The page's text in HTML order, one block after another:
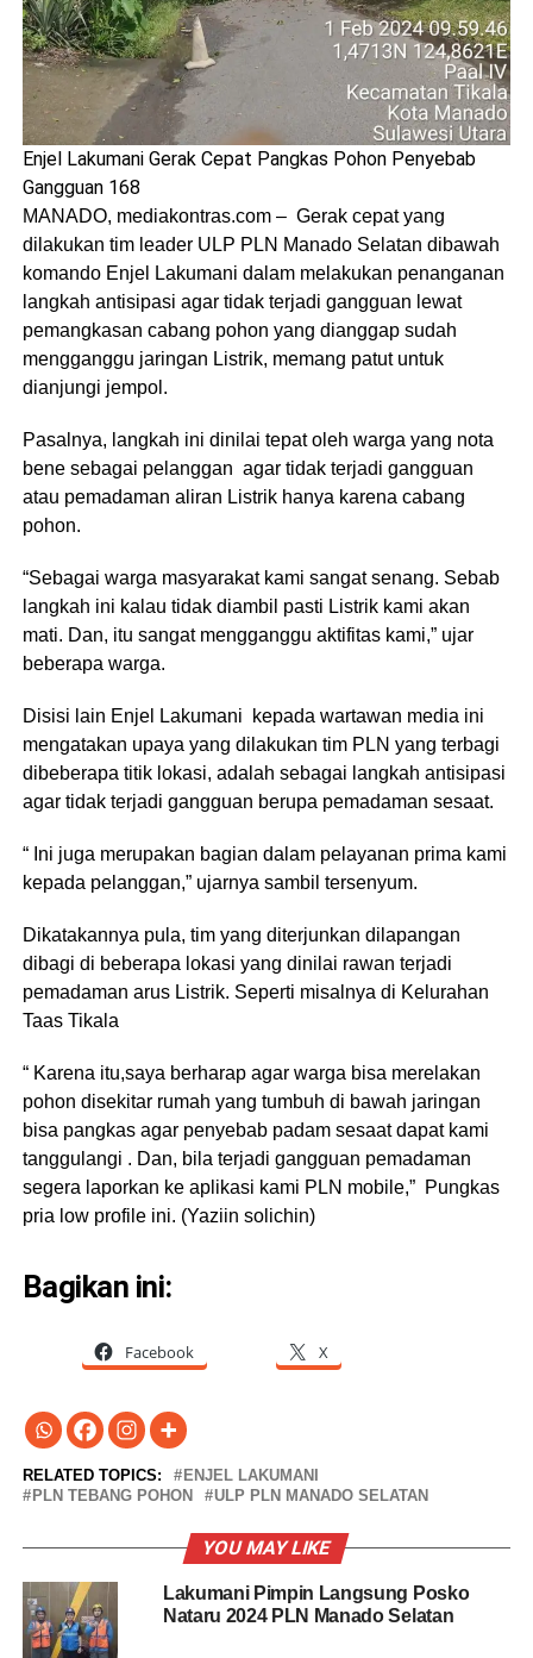
Enjel Lakumani Gerak Cepat Pangkas Pohon Penyebab
Gangguan 168
MANADO, mediakontras.com – Gerak cepat yang
dilakukan tim leader ULP PLN Manado Selatan dibawah
komando Enjel Lakumani dalam melakukan penanganan
langkah antisipasi agar tidak terjadi gangguan lewat
pemangkasan cabang pohon yang dianggap sudah
mengganggu jaringan Listrik, memang patut untuk
dianjungi jempol.
Pasalnya, langkah ini dinilai tepat oleh warga yang nota
bene sebagai pelanggan agar tidak terjadi gangguan
atau pemadaman aliran Listrik hanya karena cabang
pohon.
“Sebagai warga masyarakat kami sangat senang. Sebab
langkah ini kalau tidak diambil pasti Listrik kami akan
mati. Dan, itu sangat mengganggu aktifitas kami,” ujar
beberapa warga.
Disisi lain Enjel Lakumani kepada wartawan media ini
mengatakan upaya yang dilakukan tim PLN yang terbagi
dibeberapa titik lokasi, adalah sebagai langkah antisipasi
agar tidak terjadi gangguan berupa pemadaman sesaat.
“ Ini juga merupakan bagian dalam pelayanan prima kami
kepada pelanggan,” ujarnya sambil tersenyum.
Dikatakannya pula, tim yang diterjunkan dilapangan
dibagi di beberapa lokasi yang dinilai rawan terjadi
pemadaman arus Listrik. Seperti misalnya di Kelurahan
Taas Tikala
“ Karena itu,saya berharap agar warga bisa merelakan
pohon disekitar rumah yang tumbuh di bawah jaringan
bisa pangkas agar penyebab padam sesaat dapat kami
tanggulangi . Dan, bila terjadi gangguan pemadaman
segera laporkan ke aplikasi kami PLN mobile,” Pungkas
pria low profile ini. (Yaziin solichin)
Bagikan ini:
Facebook X
RELATED TOPICS:
ENJEL LAKUMANI
PLN TEBANG POHON
ULP PLN MANADO SELATAN
YOU MAY LIKE
Lakumani Pimpin Langsung Posko
Nataru 2024 PLN Manado Selatan